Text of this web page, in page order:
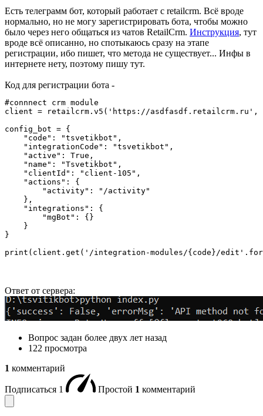
Есть телеграмм бот, который работает c retailcrm. Всё вроде
нормально, но не могу зарегистрировать бота, чтобы можно
было через него общаться из чатов RetailCrm. Инструкция, тут
вроде всё описанно, но спотыкаюсь сразу на этапе
регистрации, ибо пишет, что метода не существует... Инфы в
интернете нету, поэтому пишу тут.
Код для регистрации бота -
#connnect crm module
client = retailcrm.v5('https://asdfasdf.retailcrm.ru',
config_bot = {
    "code": "tsvetikbot",
    "integrationCode": "tsvetikbot",
    "active": True,
    "name": "Tsvetikbot",
    "clientId": "client-105",
    "actions": {
        "activity": "/activity"
    },
    "integrations": {
        "mgBot": {}
    }
}
print(client.get('/integration-modules/{code}/
Ответ от сервера:
Вопрос задан более двух лет назад
122 просмотра
1 комментарий
Подписаться 1 Простой 1 комментарий